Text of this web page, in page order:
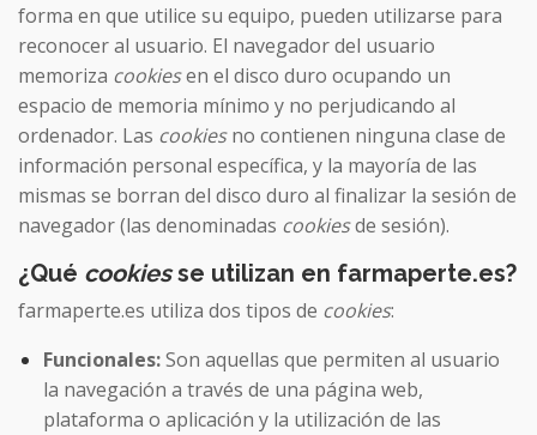
forma en que utilice su equipo, pueden utilizarse para
reconocer al usuario. El navegador del usuario
memoriza cookiesen el disco duro ocupando un
espacio de memoria mínimo y no perjudicando al
ordenador. Las cookiesno contienen ninguna clase de
información personal específica, y la mayoría de las
mismas se borran del disco duro al finalizar la sesión de
navegador (las denominadas cookiesde sesión).
¿Qué cookiesse utilizan en farmaperte.es?
farmaperte.es utiliza dos tipos de cookies:
Funcionales:Son aquellas que permiten al usuario
la navegación a través de una página web,
plataforma o aplicación y la utilización de las